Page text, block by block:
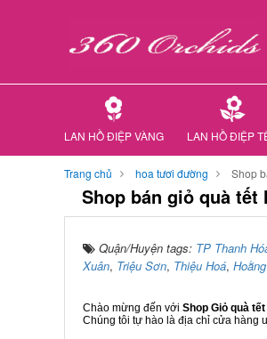
LAN HỒ ĐIỆP VÀNG LAN HỒ ĐIỆP
Trang chủ hoa tươi đường Shop
Shop bán giỏ quà tết
Quận/Huyện tags: TP Thanh
Xuân, Triệu Sơn, Thiệu Hoá,
Chào mừng đến với Shop Giỏ quà
Chúng tôi tự hào là địa chỉ cửa hàng